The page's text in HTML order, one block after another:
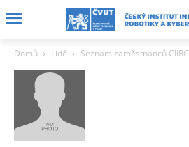
Domů Lidé Seznam zaměstnanců CIIRC